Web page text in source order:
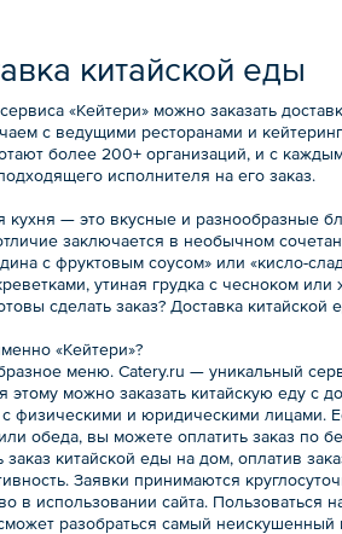
китайской еды
«Кейтери» можно заказать
с ведущими ресторанами и
более 200+ организаций, и с
исполнителя на его заказ.
кухня — это вкусные и разнообразные
заключается в необычном
с фруктовым соусом» или «кисло-
утиная грудка с чесноком
сделать заказ? Доставка
«Кейтери»?
меню. Catery.ru — уникальный
этому можно заказать китайскую еду с
с физическими и юридическими лицами.
обеда, вы можете оплатить заказ по
заказ китайской еды на дом, оплатив
Заявки принимаются
в использовании сайта.
разобраться самый неискушенный